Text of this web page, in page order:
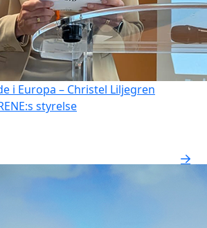
i Europa – Christel Liljegren
styrelse